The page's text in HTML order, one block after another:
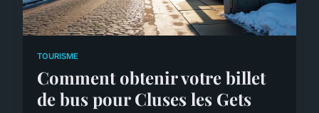
TOURISME
Comment obtenir votre billet
de bus pour Cluses les Gets